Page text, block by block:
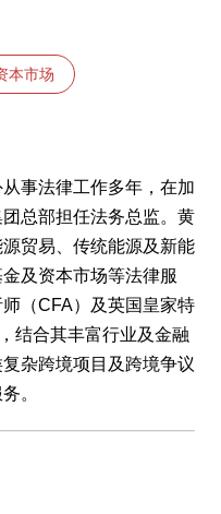
本市场
事法律工作多年，在加
总部担任法务总监。黄
贸易、传统能源及新能
及资本市场等法律服
（CFA）及英国皇家特
结合其丰富行业及金融
杂跨境项目及跨境争议
。